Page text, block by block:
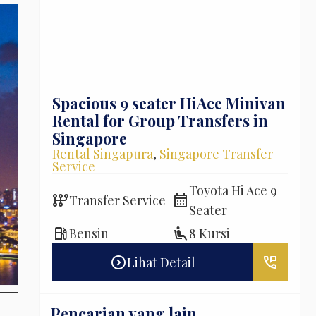
/
Spacious 9 seater HiAce Minivan
Rental for Group Transfers in
Singapore
Rental Singapura, Singapore Transfer
Service
auto_transmissionTransfer Service calendar_monthToyota Hi Ace 9
Seater
local_gas_stationBensin airline_seat_recline_extra8 Kursi
expand_circle_rightLihat Detail perm_phone_msg